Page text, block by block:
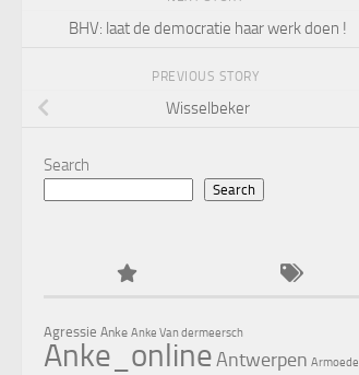
BHV: laat de democratie haar werk doen !
PREVIOUS STORY
Wisselbeker
Search
Search
Agressie Anke Anke Van dermeersch
Anke_onlineAntwerpen Armoede